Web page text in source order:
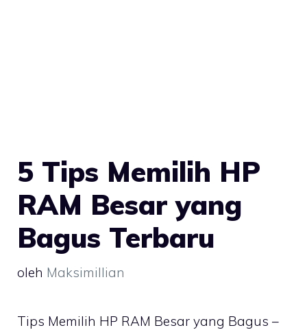
5 Tips Memilih HP
RAM Besar yang
Bagus Terbaru
oleh Maksimillian
Tips Memilih HP RAM Besar yang Bagus –